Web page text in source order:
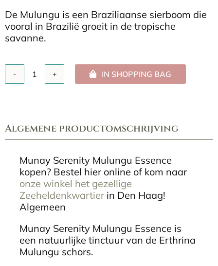
De Mulungu is een Braziliaanse sierboom die
vooral in Brazilië groeit in de tropische
savanne.
Munay
ml.
aantal
IN SHOPPING BAG
Algemene productomschrijving
Munay Serenity Mulungu Essence
kopen? Bestel hier online of kom naar
onze winkel het gezellige
Zeeheldenkwartierin Den Haag!
Algemeen
Munay Serenity Mulungu Essence is
een natuurlijke tinctuur van de Erthrina
Mulungu schors.